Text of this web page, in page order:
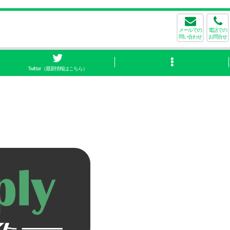
メールでの
問い合わせ
電話での
お問合せ
Twitter（最新情報はこちら）